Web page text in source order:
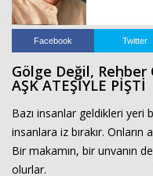
Facebook Twitter
Gölge Değil,
AŞK ATEŞİYLE PİŞTİ
Bazı insanlar geldikleri yeri
insanlara iz bırakır.
Bir makamın, bir unvanın
olurlar.